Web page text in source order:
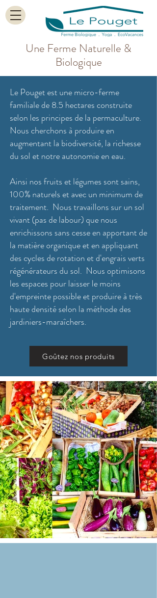
Une Ferme Naturelle &
Biologique
Le Pouget est une micro-ferme
familiale de 8.5 hectares construite
selon les principes de la permaculture.
Nous cherchons à produire en
augmentant la biodiversité, la richesse
du sol et notre autonomie en eau.
Ainsi nos fruits et légumes sont sains,
100% naturels et avec un minimum de
traitement. Nous travaillons sur un sol
vivant (pas de labour) que nous
enrichissons sans cesse en apportant de
la matière organique et en appliquant
des cycles de rotation et d'engrais verts
régénérateurs du sol. Nous optimisons
les espaces pour laisser le moins
d'empreinte possible et produire à très
haute densité selon la méthode des
jardiniers-maraîchers.
Goûtez nos produits